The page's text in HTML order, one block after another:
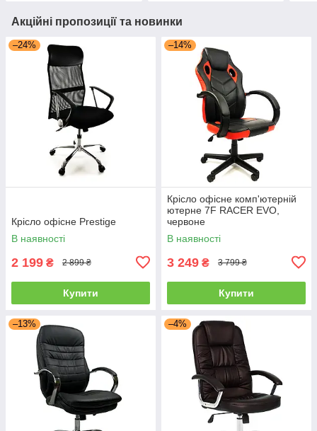
Акційні пропозиції та новинки
–24%
Крісло офісне Prestige
В наявності
2 199 ₴ 2 899 ₴
Купити
–14%
Крісло офісне комп'ютерній
ютерне 7F RACER EVO,
червоне
В наявності
3 249 ₴ 3 799 ₴
Купити
–13% –4%